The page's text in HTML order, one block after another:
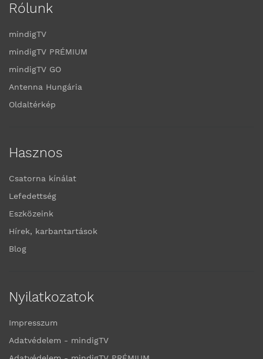
Rólunk
mindigTV
mindigTV PRÉMIUM
mindigTV GO
Antenna Hungária
Oldaltérkép
Hasznos
Csatorna kínálat
Lefedettség
Eszközeink
Hírek, karbantartások
Blog
Nyilatkozatok
Impresszum
Adatvédelem - mindigTV